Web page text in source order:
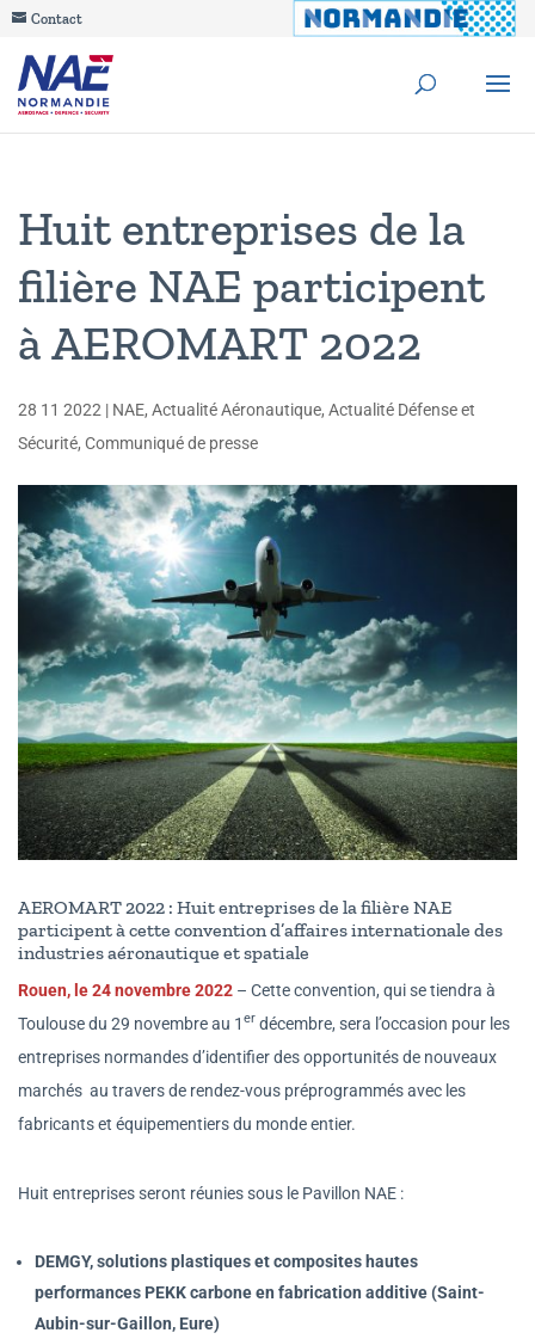
Contact
Huit entreprises de la
filière NAE participent
à AEROMART 2022
28 11 2022 | NAE, Actualité Aéronautique, Actualité Défense et
Sécurité, Communiqué de presse
AEROMART 2022 : Huit entreprises de la filière NAE
participent à cette convention d’affaires internationale des
industries aéronautique et spatiale
Rouen, le 24 novembre 2022 – Cette convention, qui se tiendra à
Toulouse du 29 novembre au 1 er décembre, sera l’occasion pour les
entreprises normandes d’identifier des opportunités de nouveaux
marchés au travers de rendez-vous préprogrammés avec les
fabricants et équipementiers du monde entier.
Huit entreprises seront réunies sous le Pavillon NAE :
DEMGY, solutions plastiques et composites hautes
performances PEKK carbone en fabrication additive (Saint-
Aubin-sur-Gaillon, Eure)